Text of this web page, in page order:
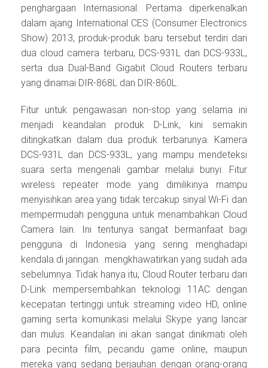
penghargaan Internasional. Pertama diperkenalkan
dalam ajang International CES (Consumer Electronics
Show) 2013, produk-produk baru tersebut terdiri dari
dua cloud camera terbaru, DCS-931L dan DCS-933L,
serta dua Dual-Band Gigabit Cloud Routers terbaru
yang dinamai DIR-868L dan DIR-860L.
Fitur untuk pengawasan non-stop yang selama ini
menjadi keandalan produk D-Link, kini semakin
ditingkatkan dalam dua produk terbarunya. Kamera
DCS-931L dan DCS-933L, yang mampu mendeteksi
suara serta mengenali gambar melalui bunyi. Fitur
wireless repeater mode yang dimilikinya mampu
menyisihkan area yang tidak tercakup sinyal Wi-Fi dan
mempermudah pengguna untuk menambahkan Cloud
Camera lain. Ini tentunya sangat bermanfaat bagi
pengguna di Indonesia yang sering menghadapi
kendala di jaringan. .mengkhawatirkan yang sudah ada
sebelumnya. Tidak hanya itu, Cloud Router terbaru dari
D-Link mempersembahkan teknologi 11AC dengan
kecepatan tertinggi untuk streaming video HD, online
gaming serta komunikasi melalui Skype yang lancar
dan mulus. Keandalan ini akan sangat dinikmati oleh
para pecinta film, pecandu game online, maupun
mereka yang sedang berjauhan dengan orang-orang